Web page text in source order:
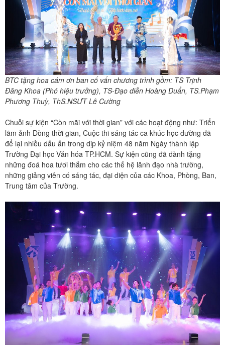
BTC tặng hoa cám ơn ban cố vấn chương trình gồm: TS Trịnh
Đăng Khoa (Phó hiệu trưởng), TS-Đạo diễn Hoàng Duẩn, TS.Phạm
Phương Thuỳ, ThS.NSƯT Lê Cường
Chuỗi sự kiện “Còn mãi với thời gian” với các hoạt động như: Triển
lãm ảnh Dòng thời gian, Cuộc thi sáng tác ca khúc học đường đã
để lại nhiều dấu ấn trong dịp kỷ niệm 48 năm Ngày thành lập
Trường Đại học Văn hóa TP.HCM. Sự kiện cũng đã dành tặng
những đoá hoa tươi thắm cho các thế hệ lãnh đạo nhà trường,
những giảng viên có sáng tác, đại diện của các Khoa, Phòng, Ban,
Trung tâm của Trường.